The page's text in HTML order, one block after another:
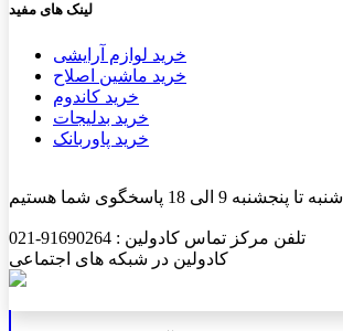
لینک های مفید
خرید لوازم آرایشی
خرید ماشین اصلاح
خرید کاندوم
خرید بدلیجات
خرید پاوربانک
شنبه تا پنجشنبه 9 الی 18 پاسخگوی شما هستیم
تلفن مرکز تماس کادولین : 91690264-021
کادولین در شبکه های اجتماعی